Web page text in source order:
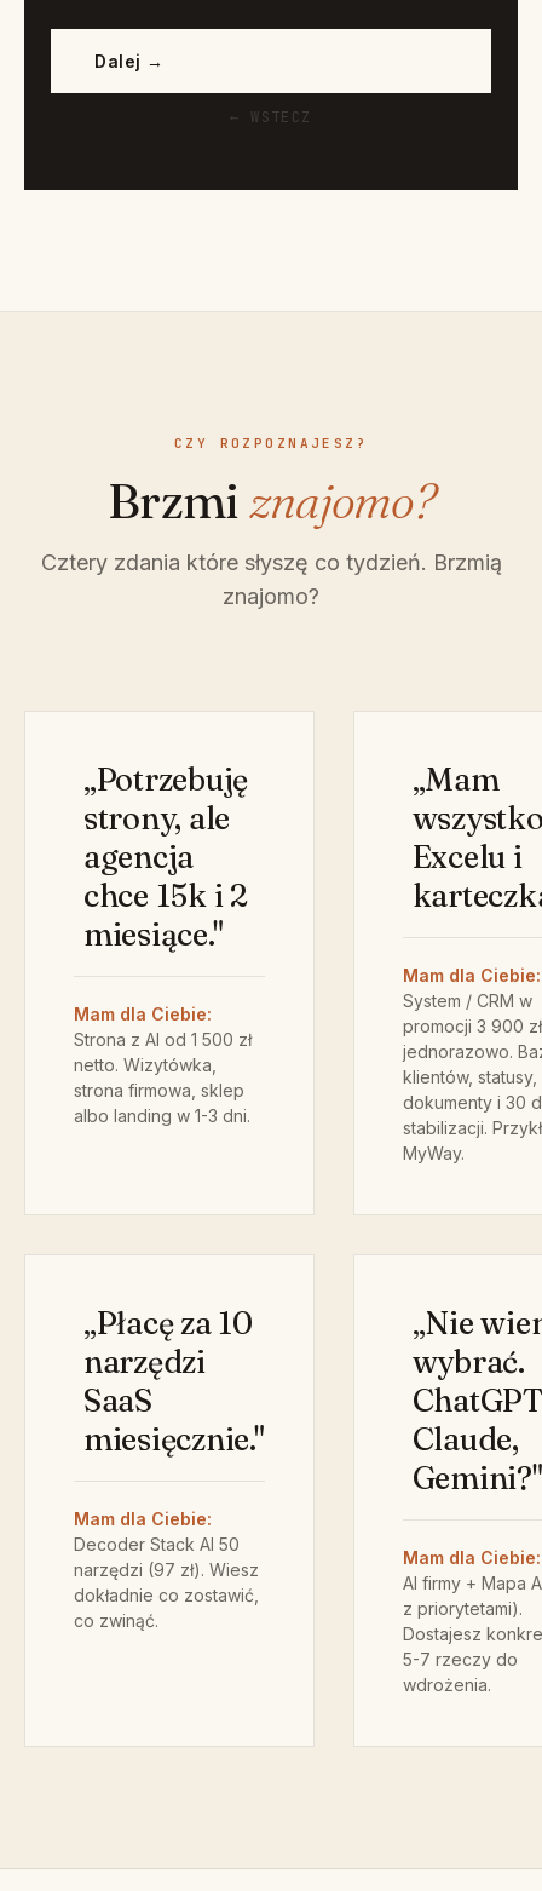
← WSTECZ
Dalej →
CZY ROZPOZNAJESZ?
Brzmiznajomo?
Cztery zdania które słyszę co tydzień. Brzmią
znajomo?
„Potrzebuję
strony, ale
agencja
chce 15k i 2
miesiące."
Mam dla Ciebie:
Strona z AI od 1 500 zł
netto. Wizytówka,
strona firmowa, sklep
albo landing w 1-3 dni.
„Mam
Excelu i
Mam dla Ciebie:
System / CRM w
promocji 3 900 zł
jednorazowo.
klientów, statusy,
dokumenty i 30
stabilizacji.
MyWay.
„Płacę za 10
narzędzi
SaaS
miesięcznie."
Mam dla Ciebie:
Decoder Stack AI 50
narzędzi (97 zł). Wiesz
dokładnie co zostawić,
co zwinąć.
„Nie
wybrać.
Claude,
Gemini?"
Mam dla Ciebie:
AI firmy + Mapa
z priorytetami).
Dostajesz
5-7 rzeczy do
wdrożenia.